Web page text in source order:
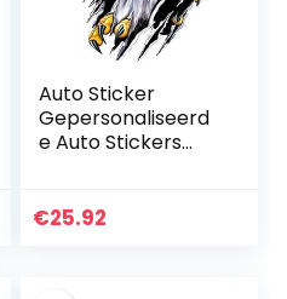
Auto Sticker
Gepersonaliseerd
e Auto Stickers
Auto Styling Stick
€25.92